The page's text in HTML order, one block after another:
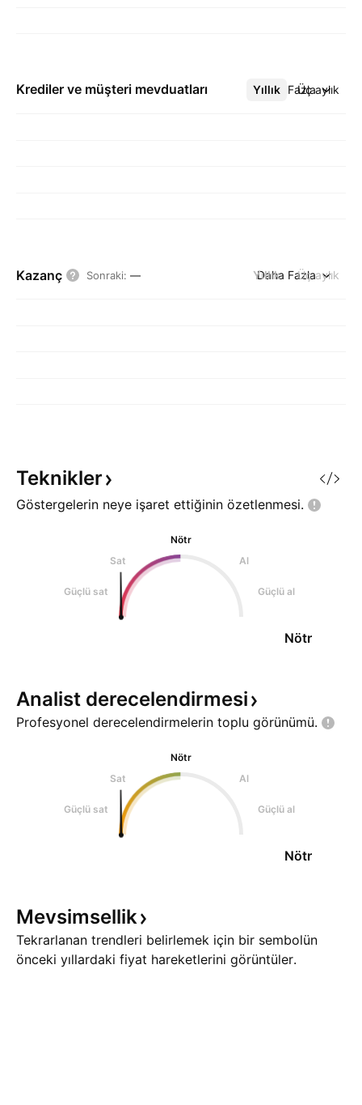
Krediler ve müşteri mevduatları Yıllık Üç aylık
Daha Fazla
Kazanç Sonraki: — Yıllık Üç aylık
Daha Fazla
Teknikler
Göstergelerin neye işaret ettiğinin özetlenmesi.
Nötr
Sat
Al
Güçlü sat Güçlü al
Nötr
Analist derecelendirmesi
Profesyonel derecelendirmelerin toplu görünümü.
Nötr
Sat
Al
Güçlü sat Güçlü al
Nötr
Mevsimsellik
Tekrarlanan trendleri belirlemek için bir sembolün
önceki yıllardaki fiyat hareketlerini görüntüler.